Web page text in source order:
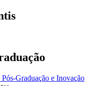
Graduação e Inovação